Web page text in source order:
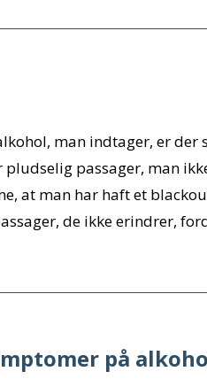
man indtager, er der
passager, man
at man har haft et
de ikke erindrer,
på